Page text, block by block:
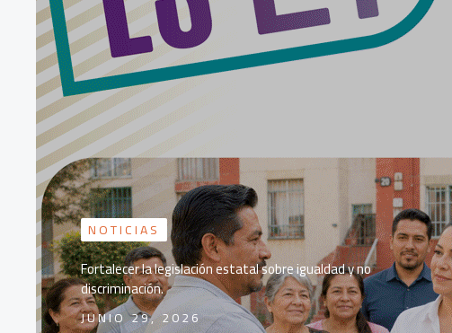
NOTICIAS
Fortalecer la legislación estatal sobre igualdad y no
discriminación.
JUNIO 29, 2026